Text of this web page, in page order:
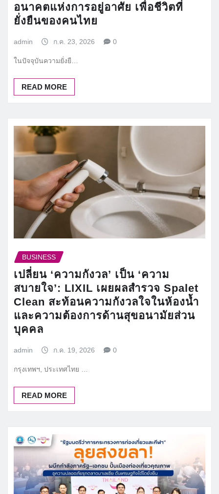
อนาคตแห่งการอยู่อาศัย เพื่อชีวิตที่
ยั่งยืนของคนไทย
admin ก.ค. 23, 2026 0
ในปัจจุบันความยั่งยื…
READ MORE
BUSINESS
เปลี่ยน ‘ความกังวล’ เป็น ‘ความ
สบายใจ’: LIXIL เผยผลสำรวจ Spalet
Clean สะท้อนความกังวลใจในห้องน้ำ
และความต้องการด้านสุขอนามัยส่วน
บุคคล
admin ก.ค. 19, 2026 0
กรุงเทพฯ, ประเทศไทย …
READ MORE